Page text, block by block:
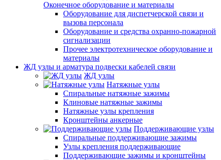
Оконечное оборудование и материалы
Оборудование для диспетчерской связи и
вызова персонала
Оборудование и средства охранно-пожарной
сигнализации
Прочее электротехническое оборудование и
материалы
ЖД узлы и арматура подвески кабелей связи
ЖД узлы
Натяжные узлы
Спиральные натяжные зажимы
Клиновые натяжные зажимы
Натяжные узлы крепления
Кронштейны анкерные
Поддерживающие узлы
Спиральные поддерживающие зажимы
Узлы крепления поддерживающие
Поддерживающие зажимы и кронштейны